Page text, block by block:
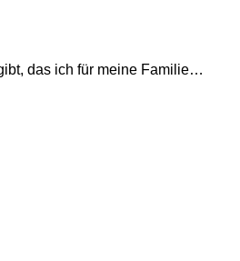
das ich für meine Familie…